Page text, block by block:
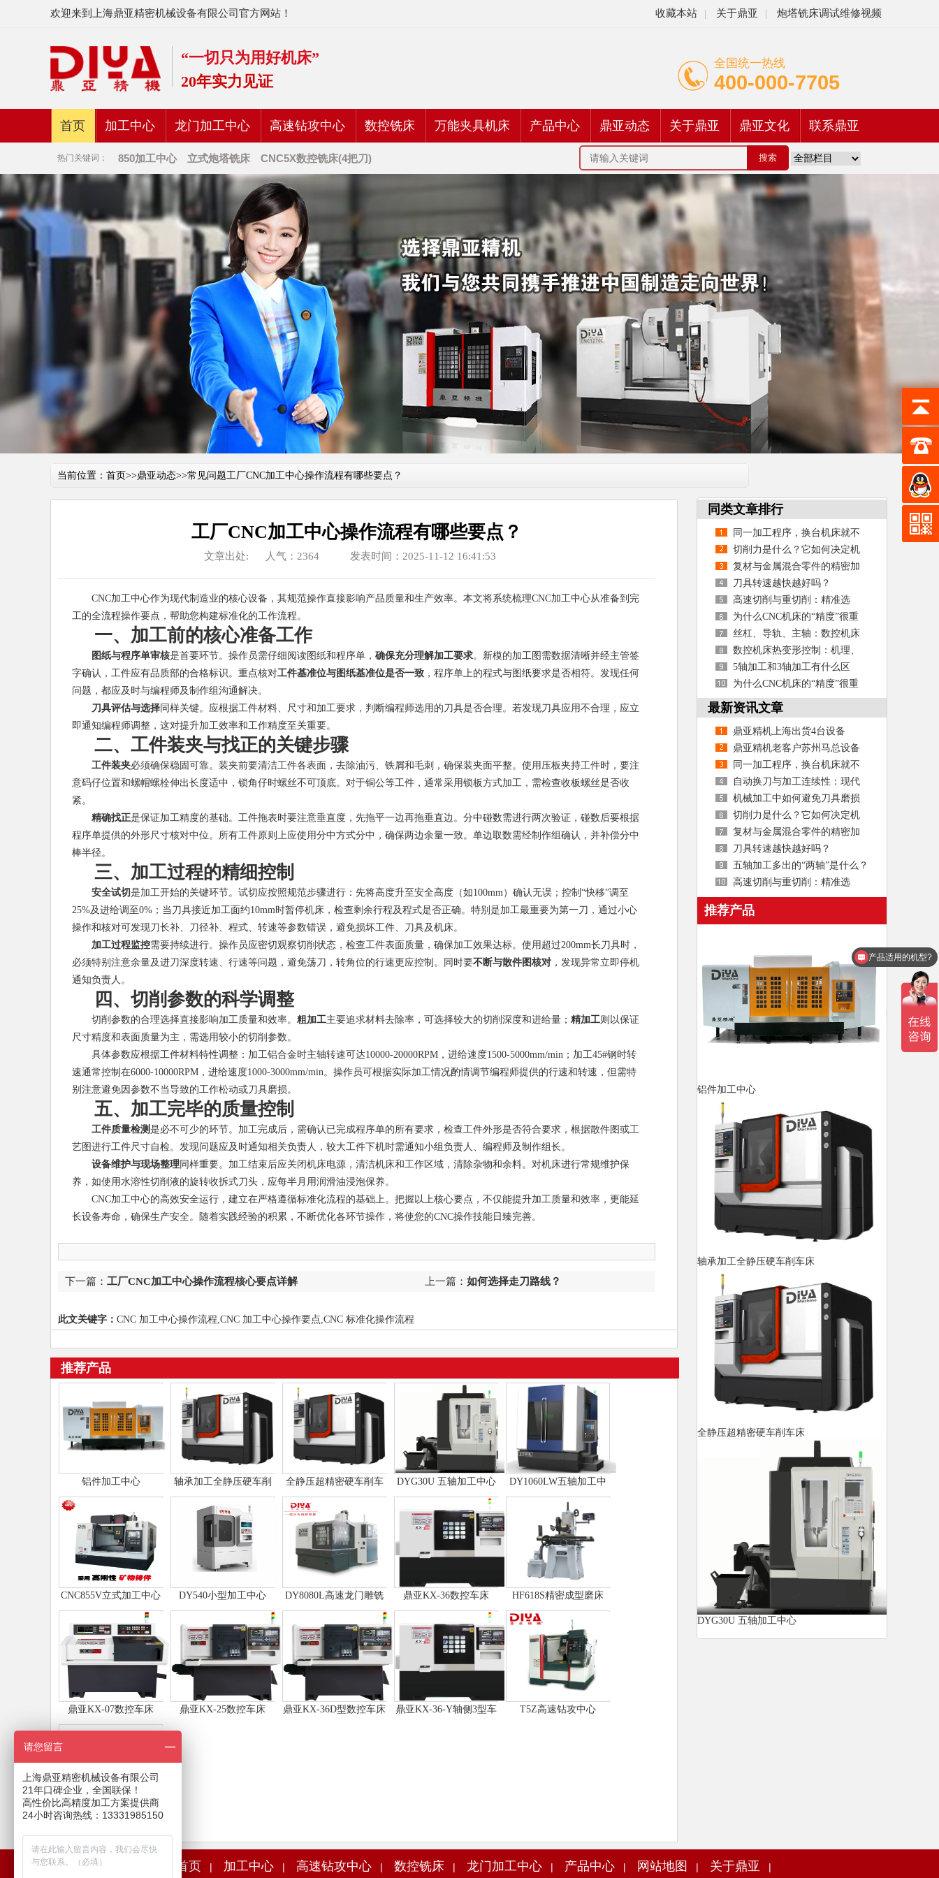
欢迎来到上海鼎亚精密机械设备有限公司官方网站！ 收藏本站 | 关于鼎亚 | 炮塔铣床调试维修视频
“一切只为用好机床”
20年实力见证
全国统一热线
400-000-7705
首页 加工中心 龙门加工中心 高速钻攻中心 数控铣床 万能夹具机床 产品中心 鼎亚动态 关于鼎亚 鼎亚文化 联系鼎亚
热门关键词： 850加工中心 立式炮塔铣床 CNC5X数控铣床(4把刀)
当前位置： 首页>>鼎亚动态>>常见问题工厂CNC加工中心操作流程有哪些要点？
工厂CNC加工中心操作流程有哪些要点？
文章出处: 人气：2364 发表时间：2025-11-12 16:41:53
CNC加工中心作为现代制造业的核心设备，其规范操作直接影响产品质量和生产效率。本文将系统梳理CNC加工中心从准备到完
工的全流程操作要点，帮助您构建标准化的工作流程。
一、加工前的核心准备工作
图纸与程序单审核是首要环节。操作员需仔细阅读图纸和程序单， 确保充分理解加工要求。新模的加工图需数据清晰并经主管签
字确认，工件应有品质部的合格标识。重点核对工件基准位与图纸基准位是否一致 ，程序单上的程式与图纸要求是否相符。发现任何
问题，都应及时与编程师及制作组沟通解决。
刀具评估与选择 同样关键。应根据工件材料、尺寸和加工要求，判断编程师选用的刀具是否合理。若发现刀具应用不合理，应立
即通知编程师调整，这对提升加工效率和工作精度至关重要。
二、工件装夹与找正的关键步骤
工件装夹必须确保稳固可靠。装夹前要清洁工件各表面，去除油污、铁屑和毛刺，确保装夹面平整。使用压板夹持工件时，要注
意码仔位置和螺帽螺栓伸出长度适中，锁角仔时螺丝不可顶底。对于铜公等工件，通常采用锁板方式加工，需检查收板螺丝是否收
紧。
精确找正是保证加工精度的基础。工件拖表时要注意垂直度，先拖平一边再拖垂直边。分中碰数需进行两次验证，碰数后要根据
程序单提供的外形尺寸核对中位。所有工件原则上应使用分中方式分中，确保两边余量一致。单边取数需经制作组确认，并补偿分中
棒半径。
三、加工过程的精细控制
安全试切是加工开始的关键环节。试切应按照规范步骤进行：先将高度升至安全高度（如100mm）确认无误；控制“快移”调至
25%及进给调至0%；当刀具接近加工面约10mm时暂停机床，检查剩余行程及程式是否正确。特别是加工最重要为第一刀，通过小心
操作和核对可发现刀长补、刀径补、程式、转速等参数错误，避免损坏工件、刀具及机床。
加工过程监控需要持续进行。操作员应密切观察切削状态，检查工件表面质量，确保加工效果达标。使用超过200mm长刀具时，
必须特别注意余量及进刀深度转速、行速等问题，避免荡刀，转角位的行速更应控制。同时要不断与散件图核对 ，发现异常立即停机
通知负责人。
四、切削参数的科学调整
切削参数的合理选择直接影响加工质量和效率。 粗加工主要追求材料去除率，可选择较大的切削深度和进给量； 精加工则以保证
尺寸精度和表面质量为主，需选用较小的切削参数。
具体参数应根据工件材料特性调整：加工铝合金时主轴转速可达10000-20000RPM，进给速度1500-5000mm/min；加工45#钢时转
速通常控制在6000-10000RPM，进给速度1000-3000mm/min。操作员可根据实际加工情况酌情调节编程师提供的行速和转速，但需特
别注意避免因参数不当导致的工作松动或刀具磨损。
五、加工完毕的质量控制
工件质量检测是必不可少的环节。加工完成后，需确认已完成程序单的所有要求，检查工件外形是否符合要求，根据散件图或工
艺图进行工件尺寸自检。发现问题应及时通知相关负责人，较大工件下机时需通知小组负责人、编程师及制作组长。
设备维护与现场整理 同样重要。加工结束后应关闭机床电源，清洁机床和工作区域，清除杂物和余料。对机床进行常规维护保
养，如使用水溶性切削液的旋转收拆式刀头，应每半月用润滑油浸泡保养。
CNC加工中心的高效安全运行，建立在严格遵循标准化流程的基础上。把握以上核心要点，不仅能提升加工质量和效率，更能延
长设备寿命，确保生产安全。随着实践经验的积累，不断优化各环节操作，将使您的CNC操作技能日臻完善。
上一篇： 如何选择走刀路线？
下一篇： 工厂CNC加工中心操作流程核心要点详解
此文关键字： CNC 加工中心操作流程,CNC 加工中心操作要点,CNC 标准化操作流程
推荐产品
铝件加工中心
轴承加工全静压硬车削
车床
全静压超精密硬车削车
床
DYG30U 五轴加工中心
DY1060LW五轴加工中
心
CNC855V立式加工中心
（矿物铸件）
DY540小型加工中心
DY8080L高速龙门雕铣
机
鼎亚KX-36数控车床 HF618S精密成型磨床
鼎亚KX-07数控车床 鼎亚KX-25数控车床 鼎亚KX-36D型数控车床
鼎亚KX-36-Y轴侧3型车
T5Z高速钻攻中心
鼎亚CNC855L加工中心
同类文章排行
同一加工程序，换台机床就不
准？
切削力是什么？它如何决定机
床的刚性、效率与寿命
复材与金属混合零件的精密加
工如何实现？
刀具转速越快越好吗？
高速切削与重切削：精准选
择，高效加工
为什么CNC机床的“精度”很重
要？
丝杠、导轨、主轴：数控机床
核心部件精度维护指南
数控机床热变形控制：机理、
技术与精度保持策略
5轴加工和3轴加工有什么区
别？
为什么CNC机床的“精度”很重
要？
最新资讯文章
鼎亚精机上海出货4台设备
鼎亚精机老客户苏州马总设备
使用效果
同一加工程序，换台机床就不
准？
自动换刀与加工连续性：现代
数控机床的效率引擎
机械加工中如何避免刀具磨损
切削力是什么？它如何决定机
床的刚性、效率与寿命
复材与金属混合零件的精密加
工如何实现？
刀具转速越快越好吗？
五轴加工多出的“两轴”是什么？
高速切削与重切削：精准选
择，高效加工
推荐产品
铝件加工中心
轴承加工全静压硬车削车床
全静压超精密硬车削车床
DYG30U 五轴加工中心
首页 | 加工中心 | 高速钻攻中心 | 数控铣床 | 龙门加工中心 | 产品中心 | 网站地图 | 关于鼎亚 |
有什么数控系统？
请您留言
上海鼎亚精密机械设备有限公司
21年口碑企业，全国联保！
高性价比高精度加工方案提供商
24小时咨询热线：13331985150